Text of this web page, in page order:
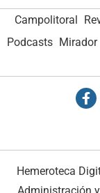
Campolitoral
Podcasts Mirador
Hemeroteca